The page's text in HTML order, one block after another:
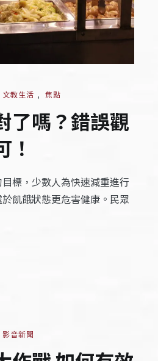
文教生活 , 焦點
了嗎？錯誤觀
！
標，少數人為快速減重進行
飢餓狀態更危害健康。民眾
影音新聞